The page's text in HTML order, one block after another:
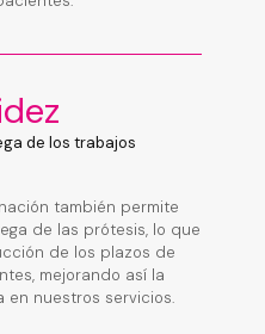
de los trabajos
también permite
de las prótesis, lo que
de los plazos de
mejorando así la
en nuestros servicios.